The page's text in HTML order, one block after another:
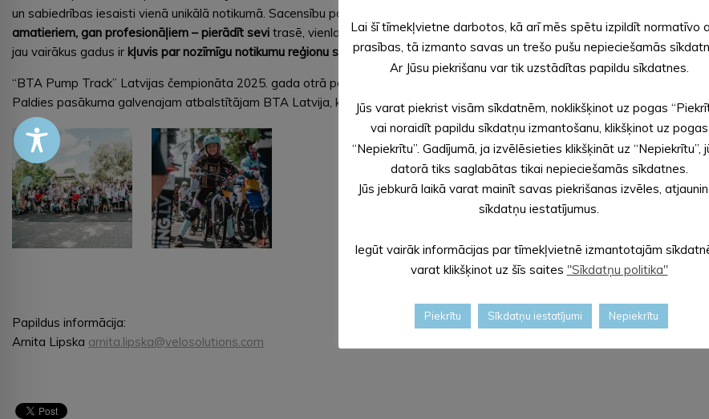
un sabiedrības iesaisti vienā unikālā notikumā. Sacensību posmi sniedz iespēju
amatieriem, gan profesionāļiem – pierādīt sevi trasē, vienlaikus popularizējot aktīvu dzīvesveidu. Čempionāts
jau vairākus gadus ir kļuvis par nozīmīgu notikumu reģionu sporta dzīvē . Nākamais poss un sezonas filnāls norisināsies 20.
“BTA Pump Track” Latvijas čempionāta 2025. gada otrā posma sacensību organizatori bija Velosolutions Baltics sadarbībā
Paldies pasākuma galvenajam atbalstītājam BTA Latvija, kā arī pārējiem atbalstītājiem – Kokmuižas alus, Veloshops, The
Papildus informācija:
Arnita Lipska arnita.lipska@velosolutions.com
Lai šī tīmekļvietne darbotos, kā arī mēs spētu izpildīt normatīvo
prasības, tā izmanto savas un trešo pušu nepieciešamās
Ar Jūsu piekrišanu var tik uzstādītas papildu sīkdatnes.
Jūs varat piekrist visām sīkdatnēm, noklikšķinot uz pogas
vai noraidīt papildu sīkdatņu izmantošanu, klikšķinot uz pogas
“Nepiekrītu”. Gadījumā, ja izvēlēsieties klikšķināt uz “Nepiekrītu”,
datorā tiks saglabātas tikai nepieciešamās sīkdatnes.
Jūs jebkurā laikā varat mainīt savas piekrišanas izvēles,
sīkdatņu iestatījumus.
Iegūt vairāk informācijas par tīmekļvietnē izmantotajām
varat klikšķinot uz šīs saites "Sīkdatņu politika"
Piekrītu Sīkdatņu iestatījumi Nepiekrītu